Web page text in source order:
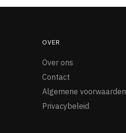
OVER
Over ons
Contact
Algemene voorwaarden
Privacybeleid